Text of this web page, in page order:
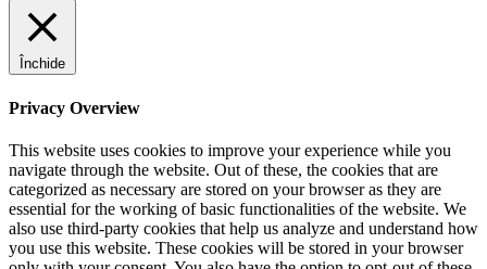
Închide
Privacy Overview
This website uses cookies to improve your experience while you
navigate through the website. Out of these, the cookies that are
categorized as necessary are stored on your browser as they are
essential for the working of basic functionalities of the website. We
also use third-party cookies that help us analyze and understand how
you use this website. These cookies will be stored in your browser